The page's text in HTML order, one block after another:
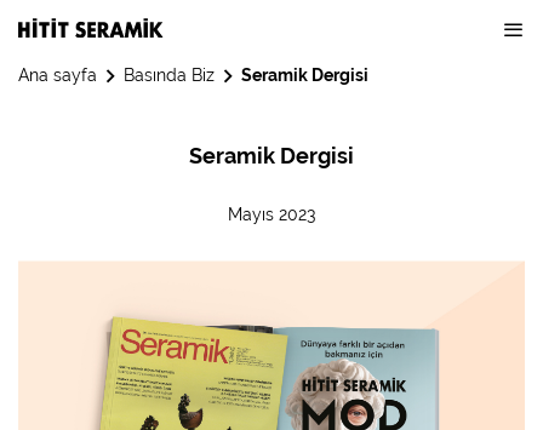
Ana sayfa Basında Biz Seramik Dergisi
Seramik Dergisi
Mayıs 2023